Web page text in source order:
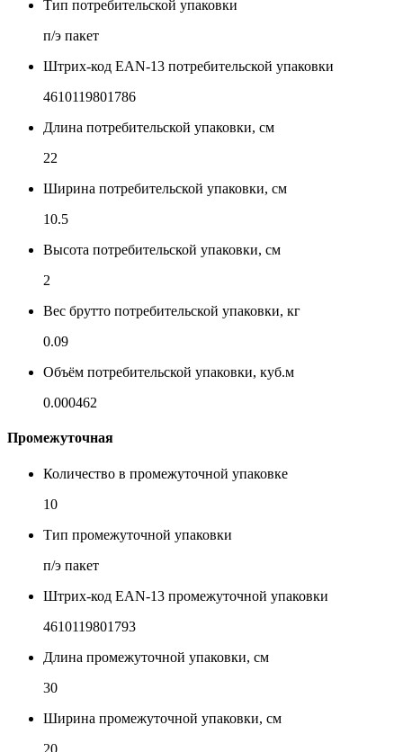
Тип потребительской упаковки
п/э пакет
Штрих-код EAN-13 потребительской упаковки
4610119801786
Длина потребительской упаковки, см
22
Ширина потребительской упаковки, см
10.5
Высота потребительской упаковки, см
2
Вес брутто потребительской упаковки, кг
0.09
Объём потребительской упаковки, куб.м
0.000462
Промежуточная
Количество в промежуточной упаковке
10
Тип промежуточной упаковки
п/э пакет
Штрих-код EAN-13 промежуточной упаковки
4610119801793
Длина промежуточной упаковки, см
30
Ширина промежуточной упаковки, см
20